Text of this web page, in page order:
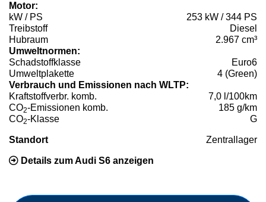
Motor:
kW / PS
253 kW / 344 PS
Treibstoff
Diesel
Hubraum
2.967 cm³
Umweltnormen:
Schadstoffklasse
Euro6
Umweltplakette
4 (Green)
Verbrauch und Emissionen nach WLTP:
Kraftstoffverbr. komb.
7,0 l/100km
CO2-Emissionen komb.
185 g/km
CO2-Klasse G
Standort Zentrallager
Details zum Audi S6 anzeigen